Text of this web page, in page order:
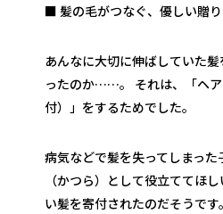
■ 髪の毛がつなぐ、優しい贈
あんなに大切に伸ばしていた
ったのか……。 それは、「ヘ
付）」をするためでした。
病気などで髪を失ってしまっ
（かつら）として役立ててほ
い髪を寄付されたのだそうです。